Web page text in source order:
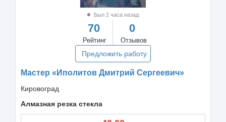
Был 2 часа назад
70
Рейтинг
0
Отзывов
Предложить работу
Мастер «Иполитов Дмитрий Сергеевич»
Кировоград
Алмазная резка стекла